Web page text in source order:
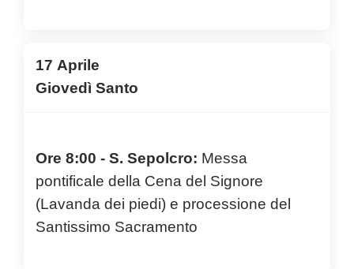
17 Aprile
Giovedì Santo
Ore 8:00 - S. Sepolcro:Messa
pontificale della Cena del Signore
(Lavanda dei piedi) e processione del
Santissimo Sacramento